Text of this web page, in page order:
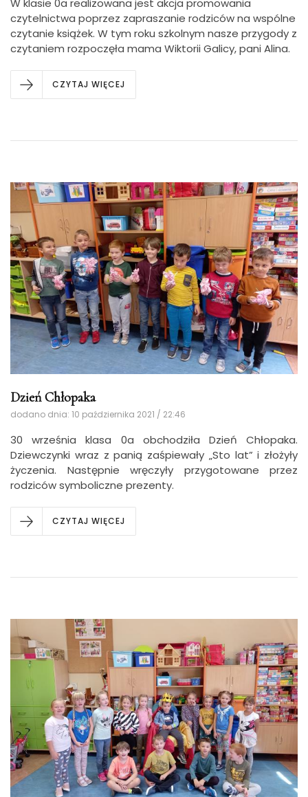
W klasie 0a realizowana jest akcja promowania
czytelnictwa poprzez zapraszanie rodziców na wspólne
czytanie książek. W tym roku szkolnym nasze przygody z
czytaniem rozpoczęła mama Wiktorii Galicy, pani Alina.
CZYTAJ WIĘCEJ
Dzień Chłopaka
dodano dnia: 10 października 2021 / 22:46
30 września klasa 0a obchodziła Dzień Chłopaka.
Dziewczynki wraz z panią zaśpiewały „Sto lat” i złożyły
życzenia. Następnie wręczyły przygotowane przez
rodziców symboliczne prezenty.
CZYTAJ WIĘCEJ